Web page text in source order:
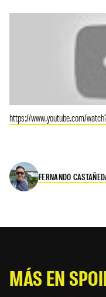
https://www.youtube.com/
FERNANDO
MÁS EN